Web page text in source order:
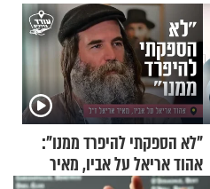
"לא הספקתי להיפרד ממנו":
אהוד אריאל על אביו, מאיר